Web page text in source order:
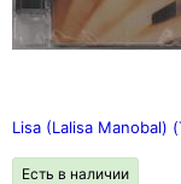
Lisa (Lalisa Manobal)
Есть в наличии